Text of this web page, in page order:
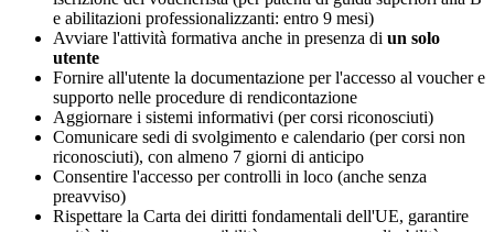
e abilitazioni professionalizzanti: entro 9 mesi)
Avviare l'attività formativa anche in presenza di un solo
utente
Fornire all'utente la documentazione per l'accesso al voucher e
supporto nelle procedure di rendicontazione
Aggiornare i sistemi informativi (per corsi riconosciuti)
Comunicare sedi di svolgimento e calendario (per corsi non
riconosciuti), con almeno 7 giorni di anticipo
Consentire l'accesso per controlli in loco (anche senza
preavviso)
Rispettare la Carta dei diritti fondamentali dell'UE, garantire